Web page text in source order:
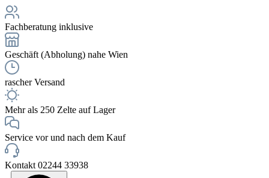
Fachberatung inklusive
Geschäft (Abholung) nahe Wien
rascher Versand
Mehr als 250 Zelte auf Lager
Service vor und nach dem Kauf
Kontakt 02244 33938